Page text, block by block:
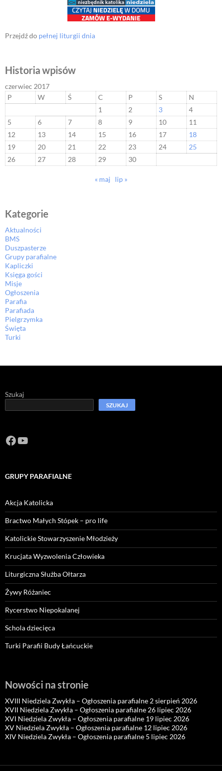
Przejdź do pełnej liturgii dnia
Historia wpisów
czerwiec 2017
P
W Ś C P S
N
1
2 3
4
5
6 7 8 9 10
11
12
13 14 15 16 17
18
19
20 21 22 23 24
25
26
27 28 29 30
« maj lip »
Kategorie
Aktualności
BMS
Duszpasterze
Grupy parafialne
Kapliczki
Księga gości
Misje
Ogłoszenia
Parafia
Parafiada
Pielgrzymka
Święta
Turki
Szukaj
SZUKAJ
Facebook
https://www.youtube.com/channel/
GRUPY PARAFIALNE
Akcja Katolicka
Bractwo Małych Stópek – pro life
Katolickie Stowarzyszenie Młodzieży
Krucjata Wyzwolenia Człowieka
Liturgiczna Służba Ołtarza
Żywy Różaniec
Rycerstwo Niepokalanej
Schola dziecięca
Turki Parafii Budy Łańcuckie
Nowości na stronie
XVIII Niedziela Zwykła – Ogłoszenia parafialne 2 sierpień 2026
XVII Niedziela Zwykła – Ogłoszenia parafialne 26 lipiec 2026
XVI Niedziela Zwykła – Ogłoszenia parafialne 19 lipiec 2026
XV Niedziela Zwykła – Ogłoszenia parafialne 12 lipiec 2026
XIV Niedziela Zwykła – Ogłoszenia parafialne 5 lipiec 2026